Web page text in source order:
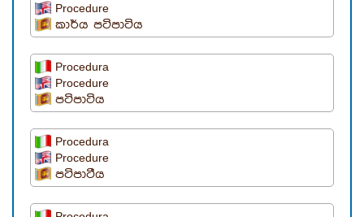
Procedure
කාර්ය පටිපාටිය
Procedura
Procedure
පටිපාටිය
Procedura
Procedure
පටිපාටීය